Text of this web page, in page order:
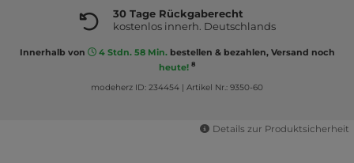
30 Tage Rückgaberecht
kostenlos innerh. Deutschlands
Innerhalb von 4 Stdn. 58 Min.bestellen & bezahlen, Versand noch
heute! 8
modeherz ID: 234454 | Artikel Nr.: 9350-60
Details zur Produktsicherheit